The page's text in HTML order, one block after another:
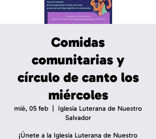
Comidas
comunitarias y
círculo de canto los
miércoles
mié, 05 feb
Iglesia Luterana de Nuestro
Salvador
¡Únete a la Iglesia Luterana de Nuestro